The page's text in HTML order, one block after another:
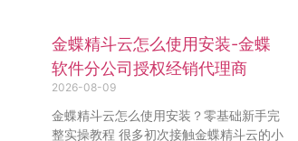
金蝶精斗云怎么使用安装-金蝶
软件分公司授权经销代理商
2026-08-09
金蝶精斗云怎么使用安装？零基础新手完
整实操教程 很多初次接触金蝶精斗云的小